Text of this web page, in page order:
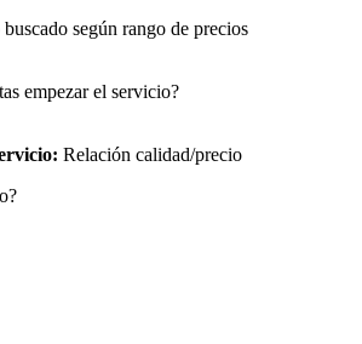
según rango de precios
empezar el servicio?
Relación calidad/precio